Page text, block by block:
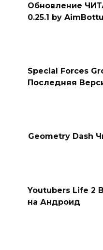
Обновление
0.25.1 by
Special Forces
Последняя
Geometry Dash
Youtubers Life 2
на Андроид